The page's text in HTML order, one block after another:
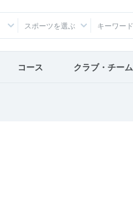
スポーツを選ぶ
コース クラブ・チーム